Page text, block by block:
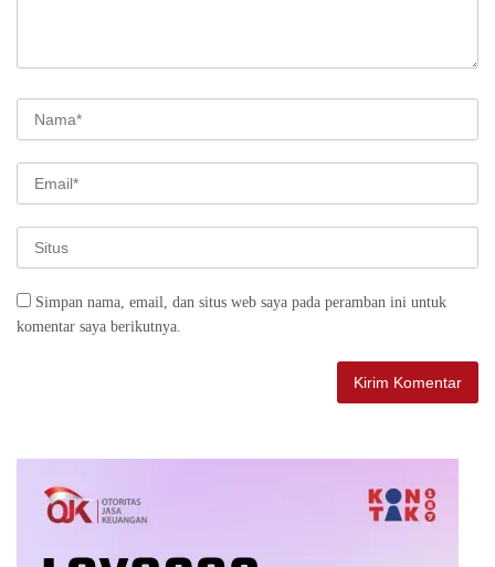
Simpan nama, email, dan situs web saya pada peramban ini untuk
komentar saya berikutnya.